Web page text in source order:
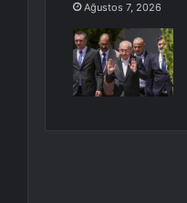
Ağustos 7, 2026